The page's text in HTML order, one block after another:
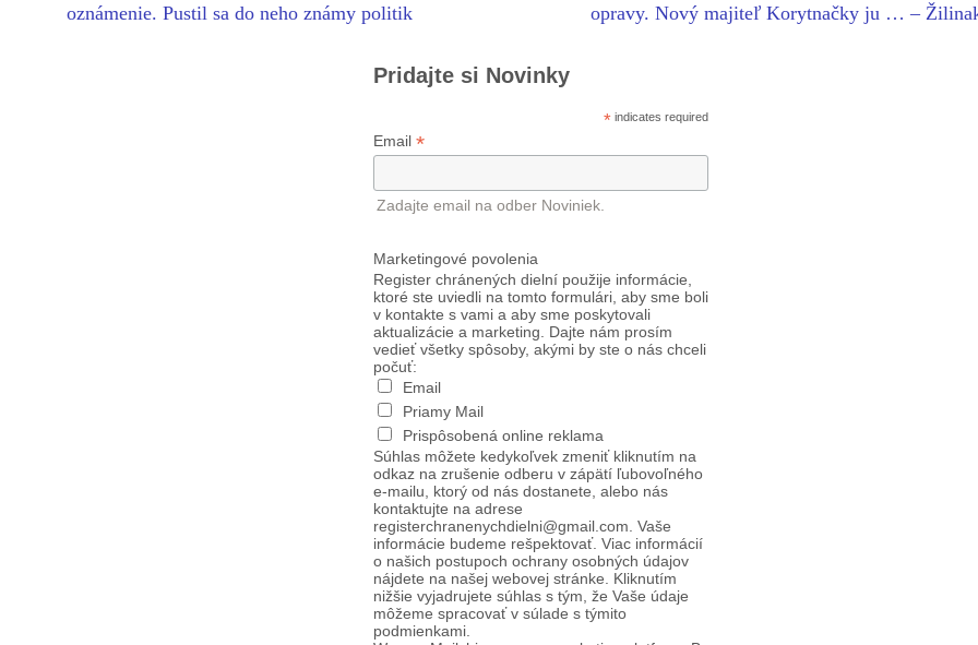
oznámenie. Pustil sa do neho známy politik opravy. Nový majiteľ Korytnačky ju … –
Pridajte si Novinky
* indicates required
Email *
Zadajte email na odber Noviniek.
Marketingové povolenia
Register chránených dielní použije informácie,
ktoré ste uviedli na tomto formulári, aby sme boli
v kontakte s vami a aby sme poskytovali
aktualizácie a marketing. Dajte nám prosím
vedieť všetky spôsoby, akými by ste o nás chceli
počuť:
Email
Priamy Mail
Prispôsobená online reklama
Súhlas môžete kedykoľvek zmeniť kliknutím na
odkaz na zrušenie odberu v zápätí ľubovoľného
e-mailu, ktorý od nás dostanete, alebo nás
kontaktujte na adrese
registerchranenychdielni@gmail.com. Vaše
informácie budeme rešpektovať. Viac informácií
o našich postupoch ochrany osobných údajov
nájdete na našej webovej stránke. Kliknutím
nižšie vyjadrujete súhlas s tým, že Vaše údaje
môžeme spracovať v súlade s týmito
podmienkami.